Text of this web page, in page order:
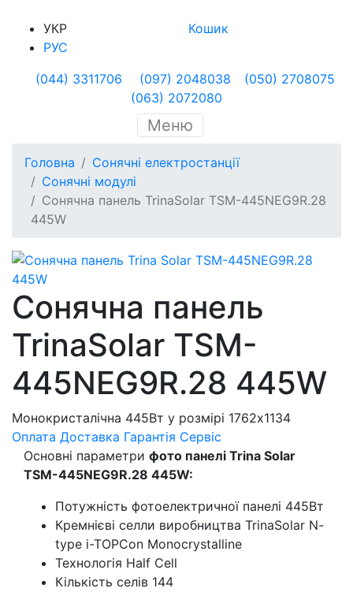
УКР
РУС
Кошик
(044) 3311706 (097) 2048038
(050) 2708075
(063) 2072080
Меню
Головна
Сонячні електростанції
Сонячні модулі
Сонячна панель TrinaSolar TSM-445NEG9R.28
445W
Сонячна панель
TrinaSolar TSM-
445NEG9R.28 445W
Монокристалічна 445Вт у розмірі 1762х1134
Оплата Доставка Гарантія Сервіс
Основні параметри фото панелі Trina Solar
TSM-445NEG9R.28 445W:
Потужність фотоелектричної панелі 445Вт
Кремнієві селли виробництва TrinaSolar N-
type i-TOPCon Monocrystalline
Технологія Half Cell
Кількість селів 144